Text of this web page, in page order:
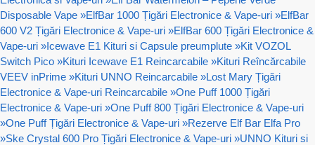
Disposable Vape »ElfBar 1000 Țigări Electronice & Vape-uri »ElfBar
600 V2 Țigări Electronice & Vape-uri »ElfBar 600 Țigări Electronice &
Vape-uri »Icewave E1 Kituri si Capsule preumplute »Kit VOZOL
Switch Pico »Kituri Icewave E1 Reincarcabile »Kituri Reîncărcabile
VEEV inPrime »Kituri UNNO Reincarcabile »Lost Mary Țigări
Electronice & Vape-uri Reincarcabile »One Puff 1000 Țigări
Electronice & Vape-uri »One Puff 800 Țigări Electronice & Vape-uri
»One Puff Țigări Electronice & Vape-uri »Rezerve Elf Bar Elfa Pro
»Ske Crystal 600 Pro Țigări Electronice & Vape-uri »UNNO Kituri si